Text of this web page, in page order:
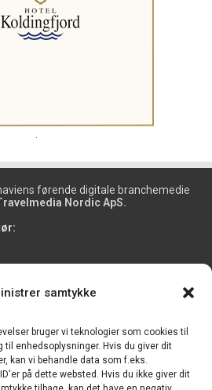
samtykke
bruger vi teknologier som cookies til
enhedsoplysninger. Hvis du giver dit
kan vi behandle data som f.eks.
på dette websted. Hvis du ikke giver dit
førende digitale branchemedie
Nordic ApS.